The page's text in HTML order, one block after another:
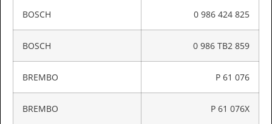
BOSCH 0 986 424 825
BOSCH 0 986 TB2 859
BREMBO P 61 076
BREMBO P 61 076X